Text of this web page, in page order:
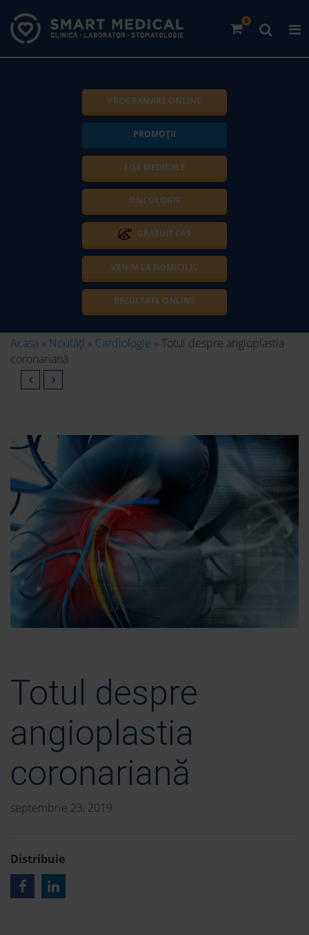
0
PROGRAMARE ONLINE
PROMOȚII
FIȘE MEDICALE
ONCOLOGIE
GRATUIT CAS
VENIM LA DOMICILIU
REZULTATE ONLINE
Acasa » Noutăți » Cardiologie » Totul despre angioplastia
coronariană
Totul despre
angioplastia
coronariană
septembrie 23, 2019
Distribuie